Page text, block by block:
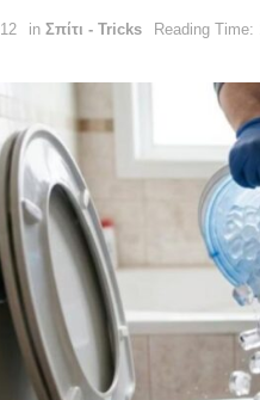
in Σπίτι - Tricks Reading Time: